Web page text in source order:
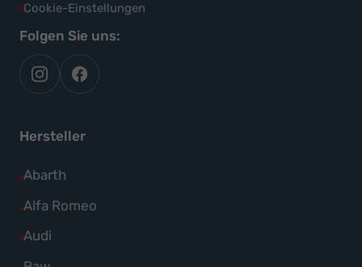
Cookie-Einstellungen
Folgen Sie uns:
autoflex
auf
autoflex24
auf
Hersteller
Abarth
Alle
Fahrzeuge
Abarth
Alfa Romeo
Alle
Fahrzeuge
Audi
Alle
Fahrzeuge